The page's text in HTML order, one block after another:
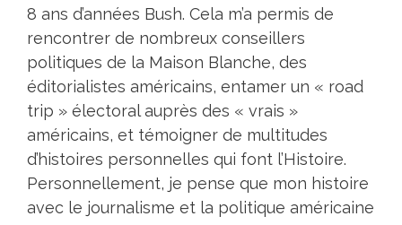
8 ans d’années Bush. Cela m’a permis de
rencontrer de nombreux conseillers
politiques de la Maison Blanche, des
éditorialistes américains, entamer un « road
trip » électoral auprès des « vrais »
américains, et témoigner de multitudes
d’histoires personnelles qui font l’Histoire.
Personnellement, je pense que mon histoire
avec le journalisme et la politique américaine